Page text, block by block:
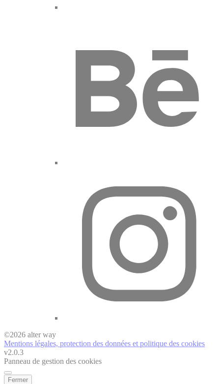
©2026 alter way
Mentions légales, protection des données et politique des cookies
v2.0.3
Panneau de gestion des cookies
Fermer